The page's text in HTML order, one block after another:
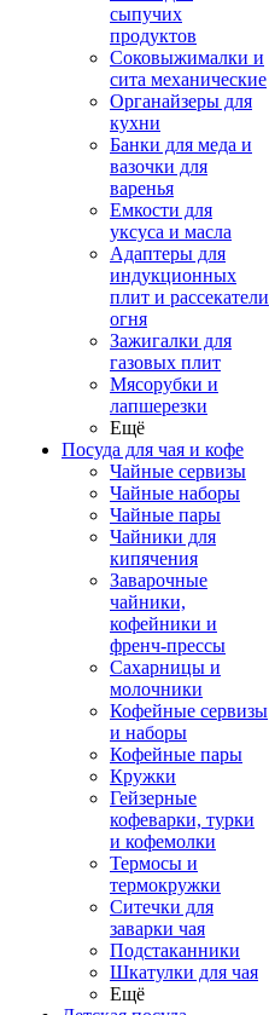
сыпучих
продуктов
Соковыжималки и
сита механические
Органайзеры для
кухни
Банки для меда и
вазочки для
варенья
Емкости для
уксуса и масла
Адаптеры для
индукционных
плит и рассекатели
огня
Зажигалки для
газовых плит
Мясорубки и
лапшерезки
Ещё
Посуда для чая и кофе
Чайные сервизы
Чайные наборы
Чайные пары
Чайники для
кипячения
Заварочные
чайники,
кофейники и
френч-прессы
Сахарницы и
молочники
Кофейные сервизы
и наборы
Кофейные пары
Кружки
Гейзерные
кофеварки, турки
и кофемолки
Термосы и
термокружки
Ситечки для
заварки чая
Подстаканники
Шкатулки для чая
Ещё